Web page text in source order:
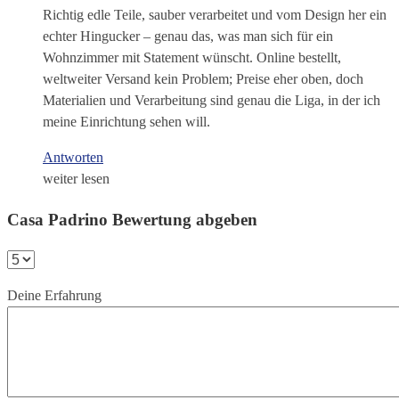
Richtig edle Teile, sauber verarbeitet und vom Design her ein
echter Hingucker – genau das, was man sich für ein
Wohnzimmer mit Statement wünscht. Online bestellt,
weltweiter Versand kein Problem; Preise eher oben, doch
Materialien und Verarbeitung sind genau die Liga, in der ich
meine Einrichtung sehen will.
Antworten
weiter lesen
Casa Padrino Bewertung abgeben
Deine Erfahrung